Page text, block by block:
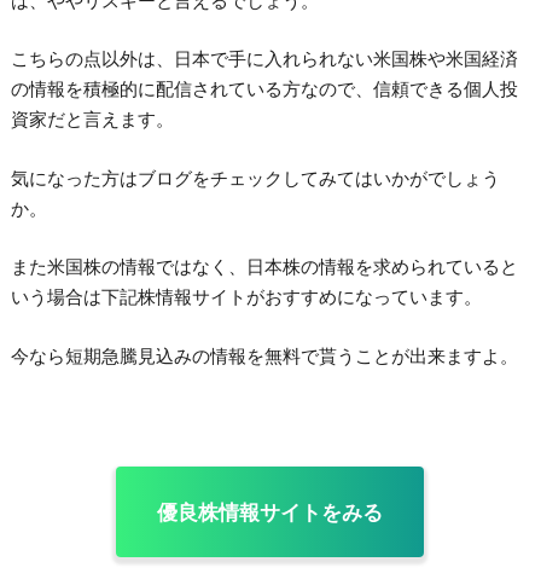
こちらの点以外は、日本で手に入れられない米国株や米国経済
の情報を積極的に配信されている方なので、信頼できる個人投
資家だと言えます。
気になった方はブログをチェックしてみてはいかがでしょう
か。
また米国株の情報ではなく、日本株の情報を求められていると
いう場合は下記株情報サイトがおすすめになっています。
今なら短期急騰見込みの情報を無料で貰うことが出来ますよ。
優良株情報サイトをみる